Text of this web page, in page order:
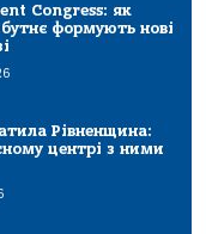
Congress: як
формують нові
Рівненщина:
центрі з ними